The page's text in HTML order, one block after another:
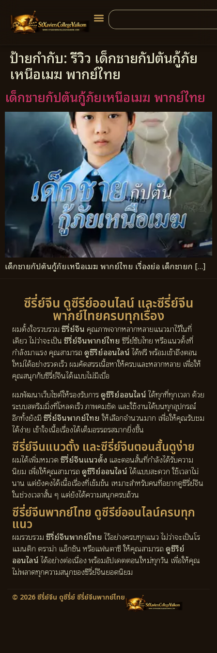
ป้ายกำกับ:รีวิว เด็กชายกัปตันกู้ภัย
เหนือเมฆ พากย์ไทย
เด็กชายกัปตันกู้ภัยเหนือเมฆ พากย์ไทย
เด็กชายกัปตันกู้ภัยเหนือเมฆ พากย์ไทย เรื่องย่อ เด็กชายก […]
ซีรี่ย์จีน ดูซีรีย์ออนไลน์ และซีรี่ย์จีน
พากย์ไทยครบทุกเรื่อง
ผมตั้งใจรวบรวมซีรี่ย์จีน คุณภาพจากหลากหลายแนวมาไว้ในที่
เดียว ไม่ว่าจะเป็นซีรี่ย์จีนพากย์ไทยซีรี่ย์ซับไทย หรือแนวตั้งที่
กำลังมาแรง คุณสามารถดูซีรีย์ออนไลน์ได้ฟรี พร้อมเข้าถึงตอน
ใหม่ได้อย่างรวดเร็ว ผมคัดสรรเนื้อหาให้ครบและหลากหลาย เพื่อให้
คุณสนุกกับซีรี่ย์จีนได้แบบไม่มีเบื่อ
ผมพัฒนาเว็บไซต์ให้รองรับการดูซีรีย์ออนไลน์ได้ทุกที่ทุกเวลา ด้วย
ระบบสตรีมมิ่งที่โหลดเร็ว ภาพคมชัด และใช้งานได้บนทุกอุปกรณ์
อีกทั้งยังมีซีรี่ย์จีนพากย์ไทยให้เลือกจำนวนมาก เพื่อให้คุณรับชม
ได้ง่าย เข้าใจเนื้อเรื่องได้เต็มอรรถรสมากยิ่งขึ้น
ซีรี่ย์จีนแนวตั้ง และซีรี่ย์จีนตอนสั้นดูง่าย
ผมได้เพิ่มหมวดซีรี่ย์จีนแนวตั้ง และตอนสั้นที่กำลังได้รับความ
นิยม เพื่อให้คุณสามารถดูซีรีย์ออนไลน์ได้แบบสะดวก ใช้เวลาไม่
นาน แต่ยังคงได้เนื้อเรื่องที่เข้มข้น เหมาะสำหรับคนที่อยากดูซีรี่ย์จีน
ในช่วงเวลาสั้น ๆ แต่ยังได้ความสนุกครบถ้วน
ซีรี่ย์จีนพากย์ไทย ดูซีรีย์ออนไลน์ครบทุก
แนว
ผมรวบรวมซีรี่ย์จีนพากย์ไทยไว้อย่างครบทุกแนว ไม่ว่าจะเป็นโร
แมนติก ดราม่า แอ็กชัน หรือแฟนตาซี ให้คุณสามารถดูซีรีย์
ออนไลน์ได้อย่างต่อเนื่อง พร้อมอัปเดตตอนใหม่ทุกวัน เพื่อให้คุณ
ไม่พลาดทุกความสนุกของซีรี่ย์จีนยอดนิยม
© 2026 ซีรี่ย์จีน ดูซีรี่ย์ ซีรี่ย์จีนพากย์ไทย